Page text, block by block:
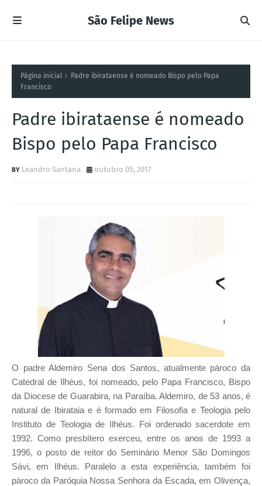
São Felipe News
Página inicial
Padre ibirataense é nomeado Bispo pelo Papa
Francisco
Padre ibirataense é nomeado
Bispo pelo Papa Francisco
Leandro Santana outubro 05, 2017
O padre Aldemiro Sena dos Santos, atualmente pároco da
Catedral de Ilhéus, foi nomeado, pelo Papa Francisco, Bispo
da Diocese de Guarabira, na Paraíba. Aldemiro, de 53 anos, é
natural de Ibirataia e é formado em Filosofia e Teologia pelo
Instituto de Teologia de Ilhéus. Foi ordenado sacerdote em
1992. Como presbítero exerceu, entre os anos de 1993 a
1996, o posto de reitor do Seminário Menor São Domingos
Sávi, em Ilhéus. Paralelo a esta experiência, também foi
pároco da Paróquia Nossa Senhora da Escada, em Olivença,